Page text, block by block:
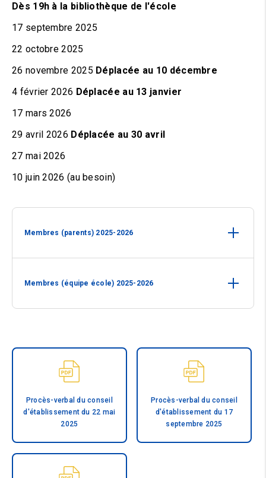
Dès 19h à la bibliothèque de l'école
17 septembre 2025
22 octobre 2025
26 novembre 2025 Déplacée au 10 décembre
4 février 2026 Déplacée au 13 janvier
17 mars 2026
29 avril 2026 Déplacée au 30 avril
27 mai 2026
10 juin 2026 (au besoin)
Membres (parents) 2025-2026
Membres (équipe école) 2025-2026
Procès-verbal du conseil
d'établissement du 22 mai
2025
Procès-verbal du conseil
d'établissement du 17
septembre 2025